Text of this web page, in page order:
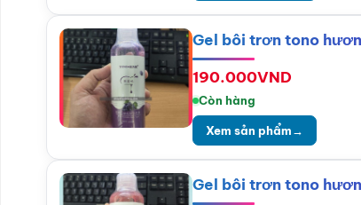
Gel bôi trơn tono
190.000VND
Còn hàng
Xem sản phẩm→
Gel bôi trơn tono